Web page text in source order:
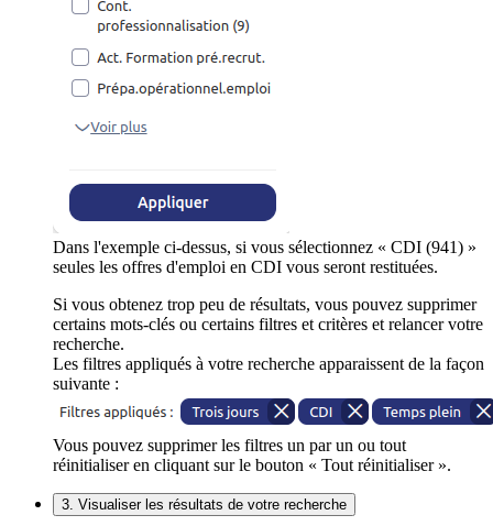
Dans l'exemple ci-dessus, si vous sélectionnez « CDI (941) »
seules les offres d'emploi en CDI vous seront restituées.
Si vous obtenez trop peu de résultats, vous pouvez supprimer
certains mots-clés ou certains filtres et critères et relancer votre
recherche.
Les filtres appliqués à votre recherche apparaissent de la façon
suivante :
Vous pouvez supprimer les filtres un par un ou tout
réinitialiser en cliquant sur le bouton « Tout réinitialiser ».
3. Visualiser les résultats de votre recherche